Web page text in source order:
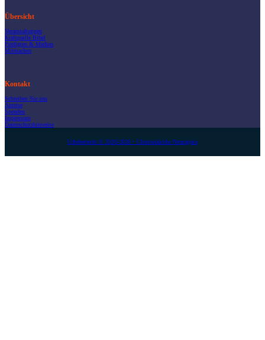
Übersicht
Veranstaltungen
Kraftquelle Bibel
Predigten & Medien
Mitmachen
Kontakt
Schreiben Sie uns
Anreise
Spenden
Impressum
Datenschutzhinweise
Urheberrecht © 2020-2026 • Christuskirche Neuruppin